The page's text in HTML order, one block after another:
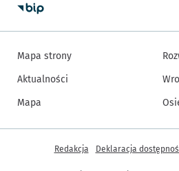
Mapa strony
Aktualności
Mapa
Inne informacje
Redakcja Deklaracja